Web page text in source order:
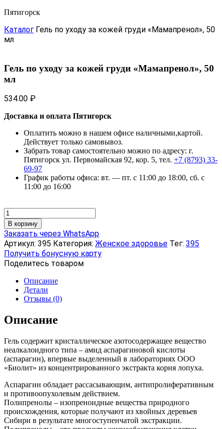
Пятигорск
Каталог Гель по уходу за кожей груди «Мамапренол», 50
мл
Гель по уходу за кожей груди «Мамапренол», 50
мл
534.00 ₽
Доставка и оплата Пятигорск
Оплатить можно в нашем офисе наличными,картой.
Действует только самовывоз.
Забрать товар самостоятельно можно по адресу: г.
Пятигорск ул. Первомайская 92, кор. 5, тел. +7 (8793) 33-
69-97
График работы офиса: вт. — пт. с 11:00 до 18:00, сб. с
11:00 до 16:00
Количество
товара
Гель
по
уходу
за
кожей
«Мамапренол»,
В корзину
Заказать через WhatsApp
Артикул: 395 Категория: Женское здоровье Тег: 395
Получить бонусную карту
Поделитесь товаром
Описание
Детали
Отзывы (0)
Описание
Гель содержит кристаллическое азотосодержащее вещество
неалкалоидного типа – амид аспарагиновой кислоты
(аспарагин), впервые выделенный в лабораториях ООО
«Биолит» из концентрированного экстракта корня лопуха.
Аспарагин обладает рассасывающим, антипролиферативным
и противоопухолевым действием.
Полипренолы – изопреноидные вещества природного
происхождения, которые получают из хвойных деревьев
Сибири в результате многоступенчатой экстракции.